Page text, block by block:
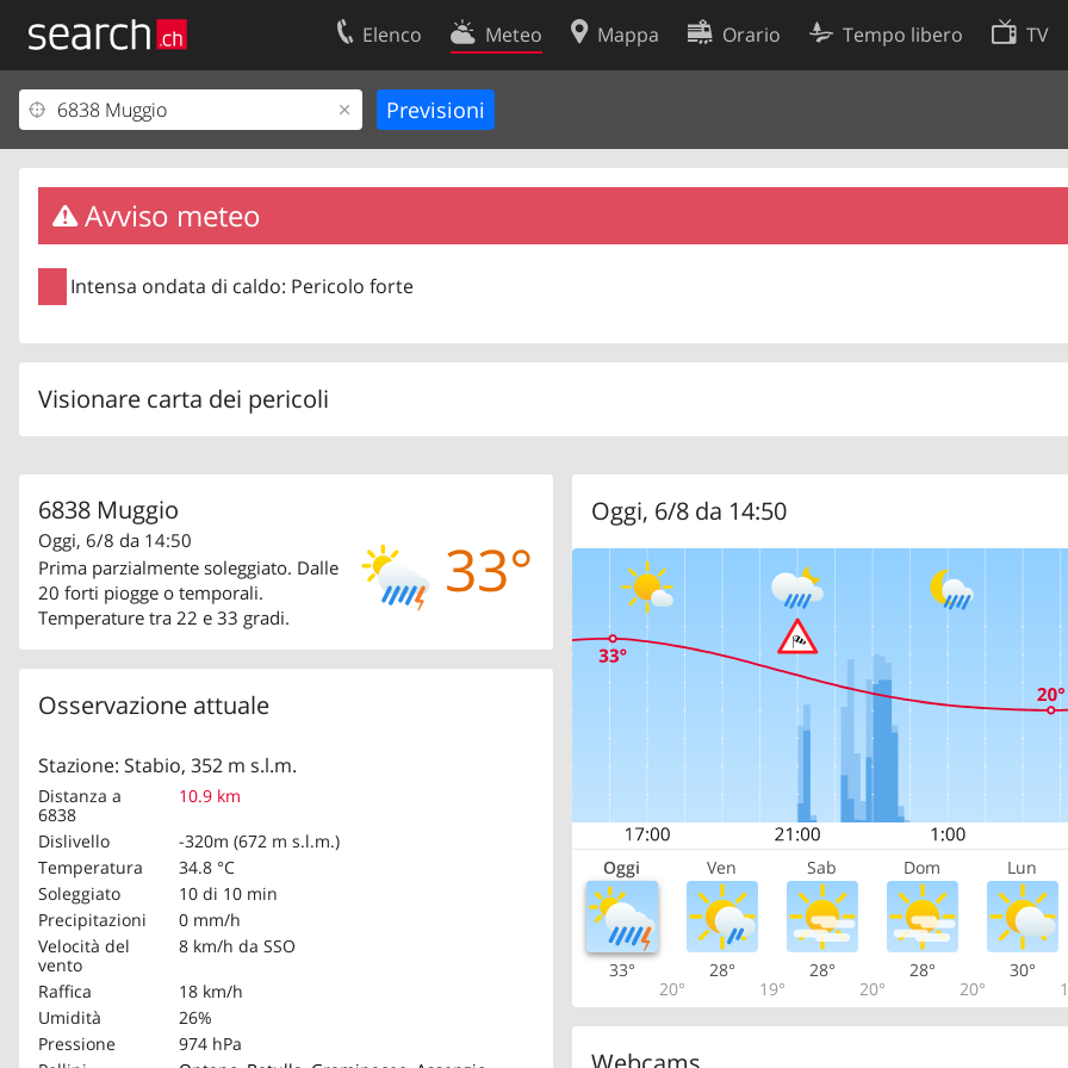
Elenco Meteo Mappa Orario Tempo libero TV
Avviso meteo
Intensa ondata di caldo: Pericolo forte
Visionare carta dei pericoli
6838 Muggio
33°
Oggi, 6/8 da 14:50
Prima parzialmente soleggiato. Dalle
20 forti piogge o temporali.
Temperature tra 22 e 33 gradi.
Osservazione attuale
Stazione: Stabio, 352 m s.l.m.
Distanza a
6838
10.9 km
Dislivello
-320m (672 m s.l.m.)
Temperatura
34.8 °C
Soleggiato
10 di 10 min
Precipitazioni
0 mm/h
Velocità del
vento
8 km/h da SSO
Raffica
18 km/h
Umidità
26%
Pressione
974 hPa
Oggi, 6/8 da 14:50
Oggi Ven Sab Dom Lun
33°
20°
28°
19°
28°
20°
28°
20°
30°
Il vostro profolio
Area clienti
Informazioni Legali
Contatti
Condizioni d’uso
Protezione dei dati
Preferenze cookie
Sviluppatori